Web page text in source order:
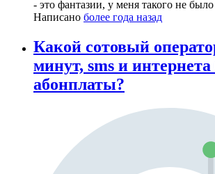
- это фантазии, у меня такого не было
Написано более года назад
Какой сотовый
минут, sms и интернета
абонплаты?